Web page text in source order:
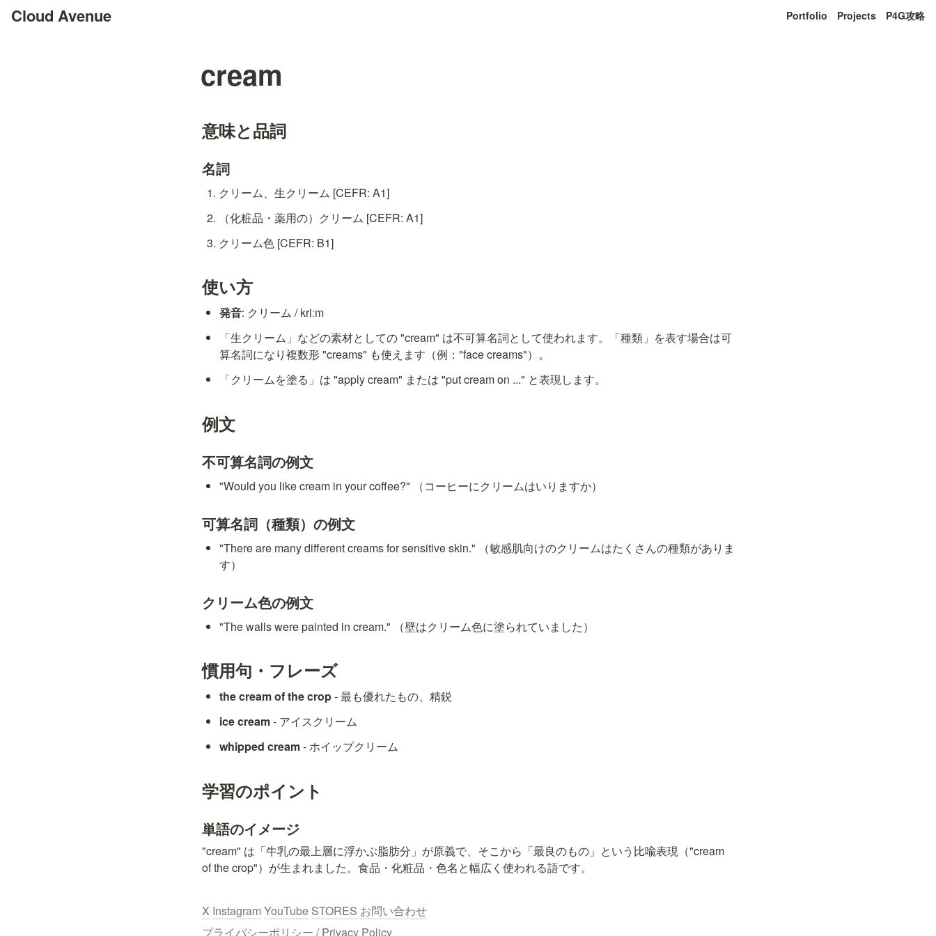
Cloud Avenue Portfolio Projects P4G攻略
cream
意味と品詞
名詞
クリーム、生クリーム [CEFR: A1]
（化粧品・薬用の）クリーム [CEFR: A1]
クリーム色 [CEFR: B1]
使い方
発音: クリーム / kriːm
「生クリーム」などの素材としての "cream" は不可算名詞として使われます。「種類」を表す場合は可
算名詞になり複数形 "creams" も使えます（例："face creams"）。
「クリームを塗る」は "apply cream" または "put cream on ..." と表現します。
例文
不可算名詞の例文
"Would you like cream in your coffee?" （コーヒーにクリームはいりますか）
可算名詞（種類）の例文
"There are many different creams for sensitive skin." （敏感肌向けのクリームはたくさんの種類がありま
す）
クリーム色の例文
"The walls were painted in cream." （壁はクリーム色に塗られていました）
慣用句・フレーズ
the cream of the crop - 最も優れたもの、精鋭
ice cream - アイスクリーム
whipped cream - ホイップクリーム
学習のポイント
単語のイメージ
"cream" は「牛乳の最上層に浮かぶ脂肪分」が原義で、そこから「最良のもの」という比喩表現（"cream
of the crop"）が生まれました。食品・化粧品・色名と幅広く使われる語です。
X Instagram YouTube STORES お問い合わせ
プライバシーポリシー / Privacy Policy